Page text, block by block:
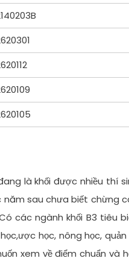
là khối được nhiều thí
năm sau chưa biết chừng
các ngành khối B3 tiêu
học, nông học,
xem về điểm chuẩn và